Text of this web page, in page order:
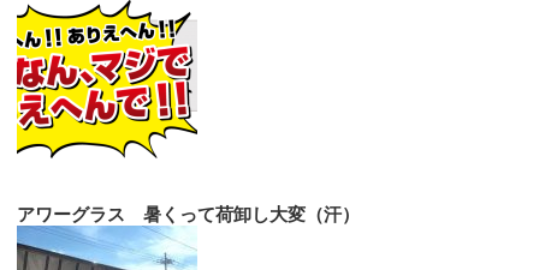
アワーグラス 暑くって荷卸し大変（汗）